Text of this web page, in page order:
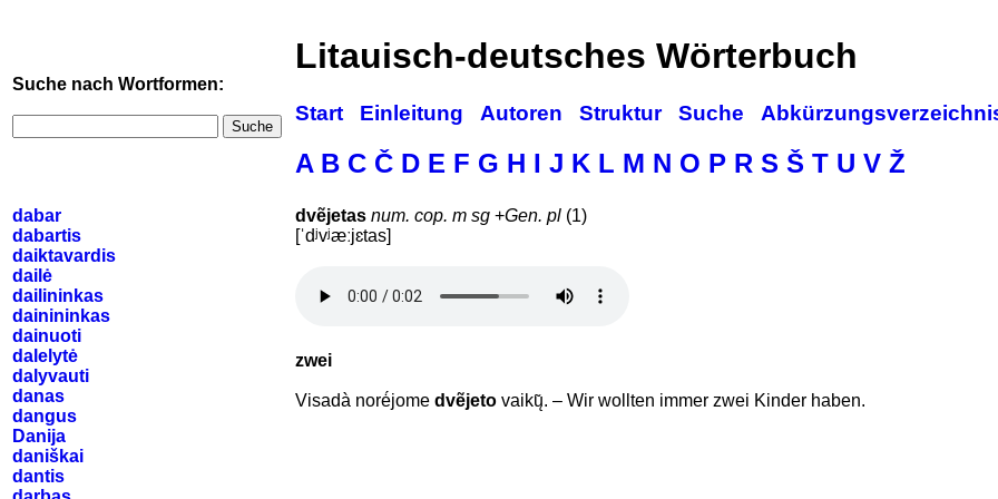
Suche nach Wortformen:
Suche
Litauisch-deutsches Wörterbuch
Start Einleitung Autoren Struktur Suche
A B C Č D E F G H I J K L M N O P R S Š T U V Ž
dabar
dabartis
daiktavardis
dailė
dailininkas
dainininkas
dainuoti
dalelytė
dalyvauti
danas
dangus
Danija
daniškai
dantis
dvẽjetas num. cop. m sg +Gen. pl (1)
[ˈdʲvʲæːjɛtas]
zwei
Visadà norė́jome dvẽjeto vaikų̃. – Wir wollten immer zwei Kinder haben.